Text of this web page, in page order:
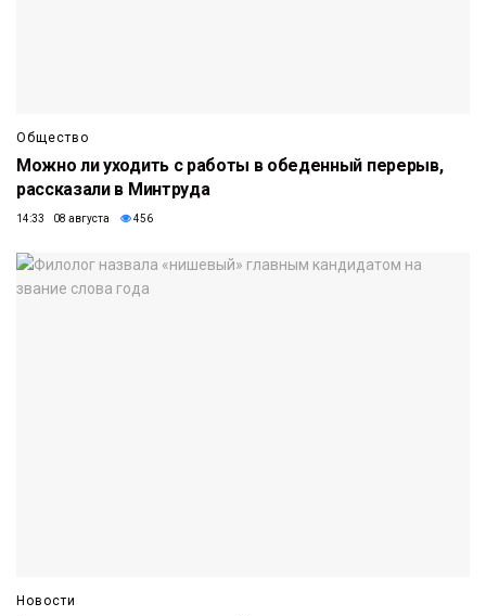
Общество
Можно ли уходить с работы в обеденный перерыв,
рассказали в Минтруда
14:33 08 августа 456
Новости